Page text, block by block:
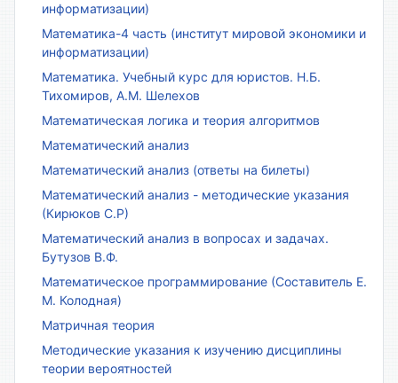
информатизации)
Математика-4 часть (институт мировой экономики и
информатизации)
Математика. Учебный курс для юристов. Н.Б.
Тихомиров, А.М. Шелехов
Математическая логика и теория алгоритмов
Математический анализ
Математический анализ (ответы на билеты)
Математический анализ - методические указания
(Кирюков С.Р)
Математический анализ в вопросах и задачах.
Бутузов В.Ф.
Математическое программирование (Составитель Е.
М. Колодная)
Матричная теория
Методические указания к изучению дисциплины
теории вероятностей